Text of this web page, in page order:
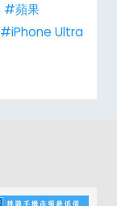
#蘋果
#iPhone Ultra